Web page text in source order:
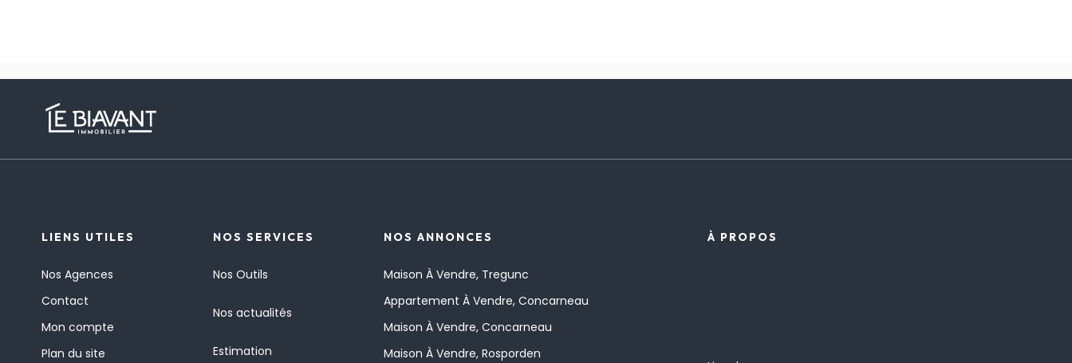
LIENS UTILES
Nos Agences
Contact
Mon compte
Plan du site
NOS SERVICES
Nos Outils
Nos actualités
Estimation
NOS ANNONCES
Maison À Vendre, Tregunc
Appartement À Vendre, Concarneau
Maison À Vendre, Concarneau
Maison À Vendre, Rosporden
À PROPOS